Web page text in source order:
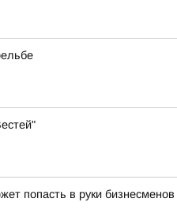
попасть в руки бизнесменов